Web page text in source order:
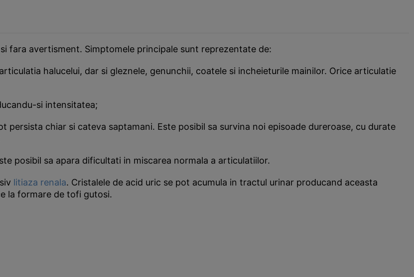
fara avertisment. Simptomele principale sunt reprezentate de:
halucelui, dar si gleznele, genunchii, coatele si incheieturile mainilor. Orice articulatie
si intensitatea;
persista chiar si cateva saptamani. Este posibil sa survina noi episoade dureroase, cu durate
posibil sa apara dificultati in miscarea normala a articulatiilor.
litiaza renala. Cristalele de acid uric se pot acumula in tractul urinar producand aceasta
la formare de tofi gutosi.